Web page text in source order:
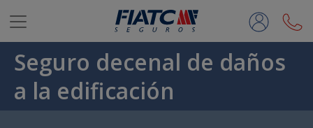
Saltar al contenido principal
Seguro decenal de daños
a la edificación